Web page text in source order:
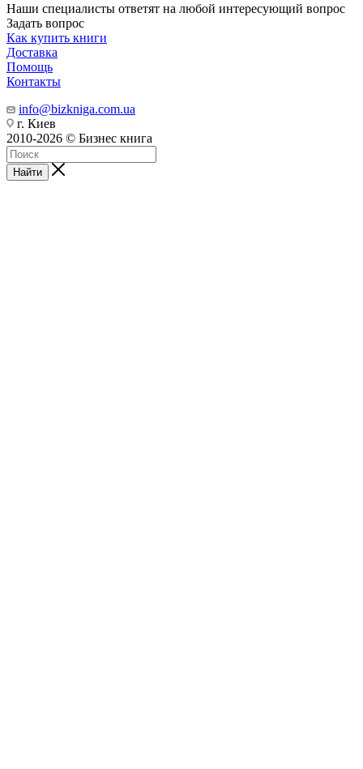
Наши специалисты ответят на любой интересующий вопрос
Задать вопрос
Как купить книги
Доставка
Помощь
Контакты
info@bizkniga.com.ua
г. Киев
2010-2026 © Бизнес книга
Найти